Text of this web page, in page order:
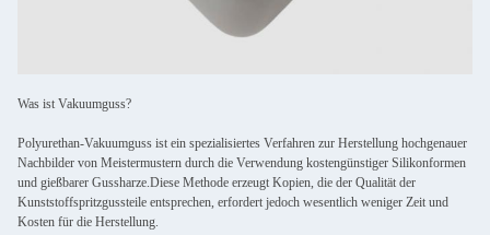
Was ist Vakuumguss?
Polyurethan-Vakuumguss ist ein spezialisiertes Verfahren zur Herstellung hochgenauer
Nachbilder von Meistermustern durch die Verwendung kostengünstiger Silikonformen
und gießbarer Gussharze.Diese Methode erzeugt Kopien, die der Qualität der
Kunststoffspritzgussteile entsprechen, erfordert jedoch wesentlich weniger Zeit und
Kosten für die Herstellung.